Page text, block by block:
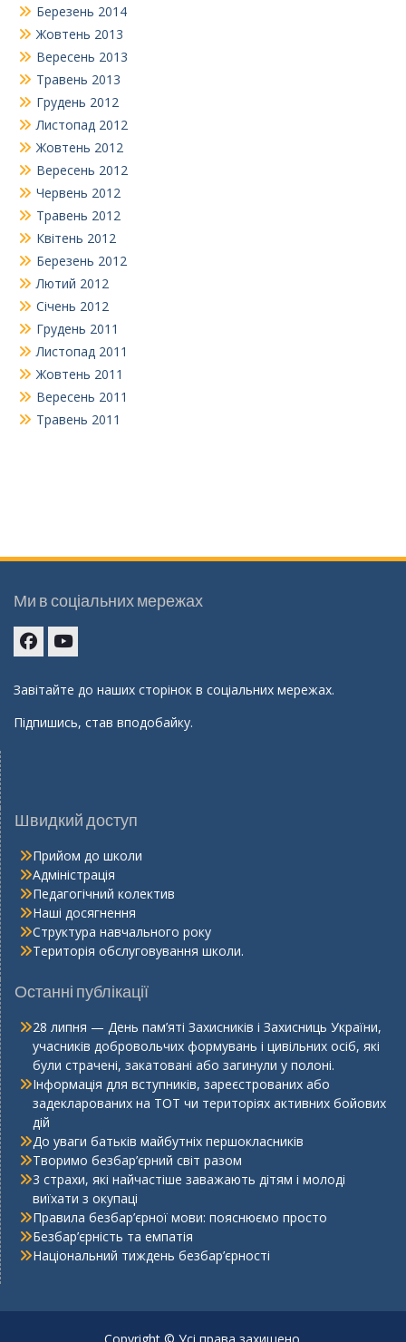
Березень 2014
Жовтень 2013
Вересень 2013
Травень 2013
Грудень 2012
Листопад 2012
Жовтень 2012
Вересень 2012
Червень 2012
Травень 2012
Квітень 2012
Березень 2012
Лютий 2012
Січень 2012
Грудень 2011
Листопад 2011
Жовтень 2011
Вересень 2011
Травень 2011
Ми в соціальних мережах
Завітайте до наших сторінок в соціальних мережах.
Підпишись, став вподобайку.
Швидкий доступ
Прийом до школи
Адміністрація
Педагогічний колектив
Наші досягнення
Структура навчального року
Територія обслуговування школи.
Останні публікації
28 липня — День пам’яті Захисників і Захисниць України,
учасників добровольчих формувань і цивільних осіб, які
були страчені, закатовані або загинули у полоні.
Інформація для вступників, зареєстрованих або
задекларованих на ТОТ чи територіях активних бойових
дій
До уваги батьків майбутніх першокласників
Творимо безбар’єрний світ разом
3 страхи, які найчастіше заважають дітям і молоді
виїхати з окупаці
Правила безбар’єрної мови: пояснюємо просто
Безбар’єрність та емпатія
Національний тиждень безбар’єрності